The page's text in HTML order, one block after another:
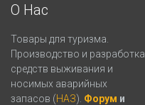
О Нас
Товары для туризма.
Производство и разработка
средств выживания и
носимых аварийных
запасов (НАЗ). Форум и